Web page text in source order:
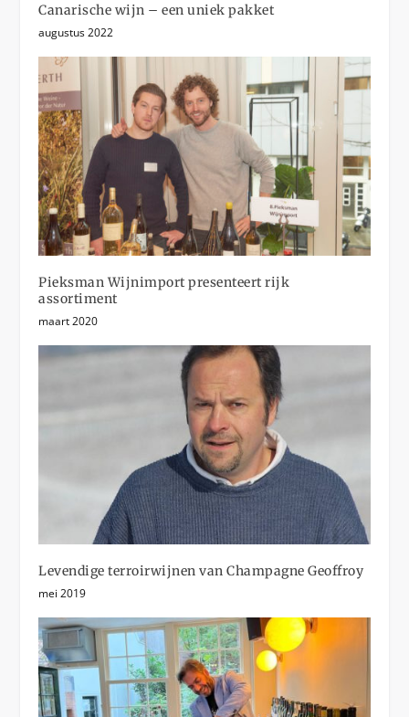
Canarische wijn – een uniek pakket
augustus 2022
Pieksman Wijnimport presenteert rijk
assortiment
maart 2020
Levendige terroirwijnen van Champagne Geoffroy
mei 2019